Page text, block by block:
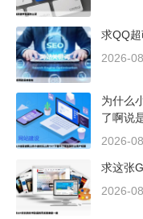
求QQ
2026-
为什么
了啊说
2026-
求这张
2026-